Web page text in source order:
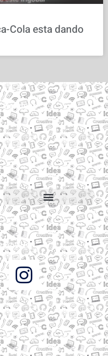
Cola esta dando
Serviços
Email personalizado
Hospedagem de Sites
Migração de sites e e-mails
Construtor de sites
a DigooWeb Gramado, RS |